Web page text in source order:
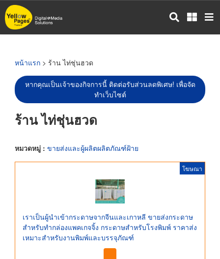
ข้าม
ไป
หน้าแรก > ร้าน ไท่ชุ่นฮวด
หากคุณเป็นเจ้าของกิจการนี้ ติดต่อรับส่วนลดพิเศษ! เพื่อจัด
ทำเว็บไซต์
ร้าน ไท่ชุ่นฮวด
หมวดหมู่ : ขายส่งและผู้ผลิตผลิตภัณฑ์ฝ้าย
โฆษณา
เราเป็นผู้นำเข้ากระดาษจากจีนและเกาหลี ขายส่งกระดาษ
สำหรับทำกล่องแพคเกจจิ้ง กระดาษสำหรับโรงพิมพ์ ราคาส่ง
เหมาะสำหรับงานพิมพ์และบรรจุภัณฑ์